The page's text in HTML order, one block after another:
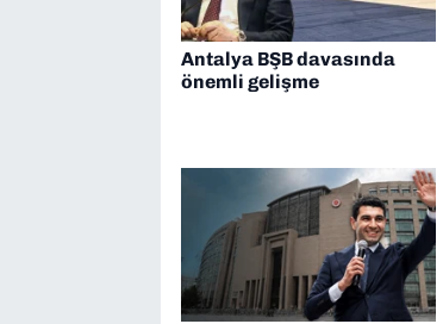
Antalya BŞB davasında
önemli gelişme